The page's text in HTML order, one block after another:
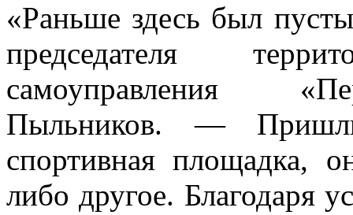
«Раньше здесь был
председателя
самоуправления
Пыльников. —
спортивная площадка,
либо другое. Благодаря